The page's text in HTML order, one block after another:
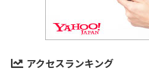
アクセスランキング